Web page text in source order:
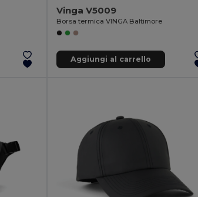
Vinga V5009
Borsa termica VINGA Baltimore
Aggiungi al carrello